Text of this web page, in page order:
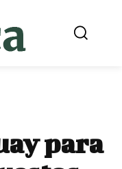
para